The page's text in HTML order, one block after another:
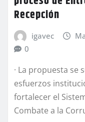
Recepción
igavec
0
· La propuesta se
esfuerzos
fortalecer el
Combate a la